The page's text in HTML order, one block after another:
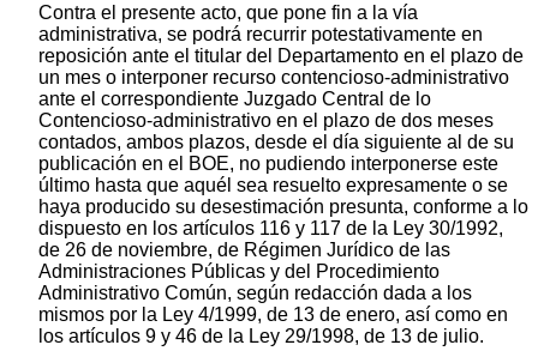
Contra el presente acto, que pone fin a la vía
administrativa, se podrá recurrir potestativamente en
reposición ante el titular del Departamento en el plazo de
un mes o interponer recurso contencioso-administrativo
ante el correspondiente Juzgado Central de lo
Contencioso-administrativo en el plazo de dos meses
contados, ambos plazos, desde el día siguiente al de su
publicación en el BOE, no pudiendo interponerse este
último hasta que aquél sea resuelto expresamente o se
haya producido su desestimación presunta, conforme a lo
dispuesto en los artículos 116 y 117 de la Ley 30/1992,
de 26 de noviembre, de Régimen Jurídico de las
Administraciones Públicas y del Procedimiento
Administrativo Común, según redacción dada a los
mismos por la Ley 4/1999, de 13 de enero, así como en
los artículos 9 y 46 de la Ley 29/1998, de 13 de julio.